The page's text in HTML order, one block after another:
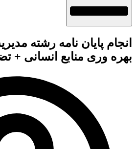
انجام پایان نامه رشته
بهره وری منابع انسانی +